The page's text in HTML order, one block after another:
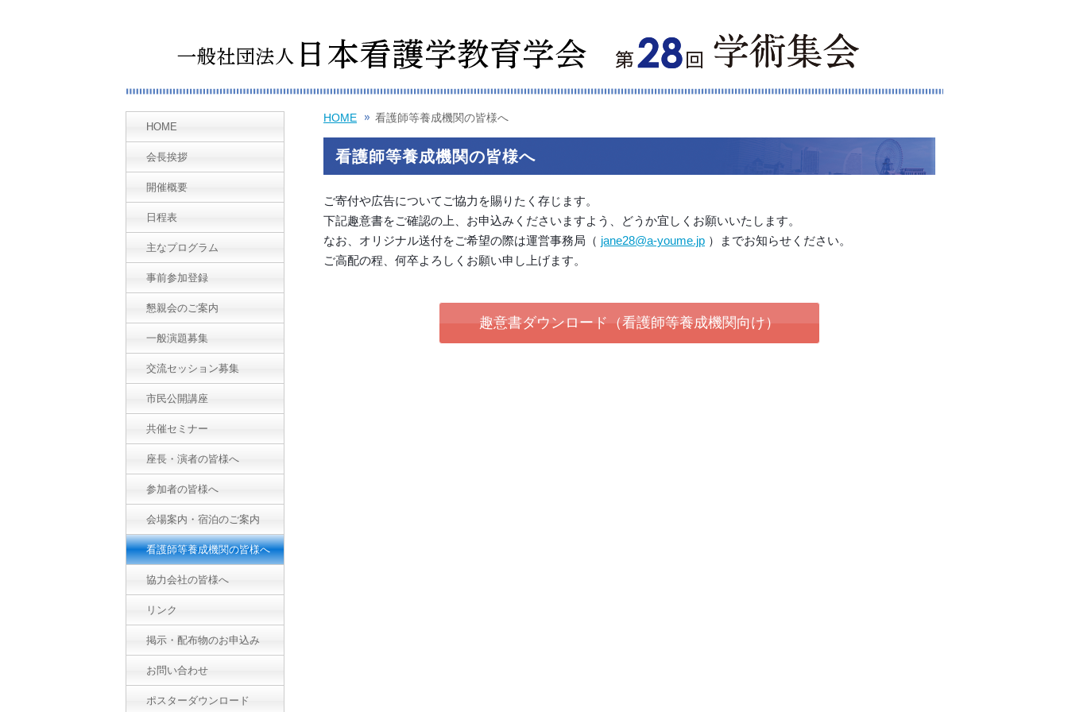
HOME
会長挨拶
開催概要
日程表
主なプログラム
事前参加登録
懇親会のご案内
一般演題募集
交流セッション募集
市民公開講座
共催セミナー
座長・演者の皆様へ
参加者の皆様へ
会場案内・宿泊のご案内
看護師等養成機関の皆様へ
協力会社の皆様へ
リンク
掲示・配布物のお申込み
お問い合わせ
ポスターダウンロード
HOME 看護師等養成機関の皆様へ
看護師等養成機関の皆様へ
ご寄付や広告についてご協力を賜りたく存じます。
下記趣意書をご確認の上、お申込みくださいますよう、どうか宜しくお願いいたします。
なお、オリジナル送付をご希望の際は運営事務局（ jane28@a-youme.jp ）までお知らせください。
ご高配の程、何卒よろしくお願い申し上げます。
趣意書ダウンロード（看護師等養成機関向け）